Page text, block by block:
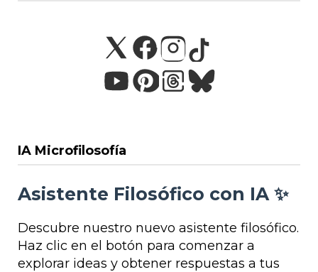
IA Microfilosofía
Asistente Filosófico con IA ✨
Descubre nuestro nuevo asistente filosófico.
Haz clic en el botón para comenzar a
explorar ideas y obtener respuestas a tus